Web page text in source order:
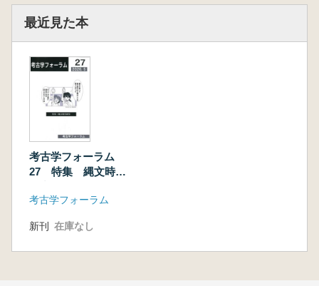
最近見た本
考古学フォーラム
27 特集 縄文時代
考古学フォーラム
新刊 在庫なし